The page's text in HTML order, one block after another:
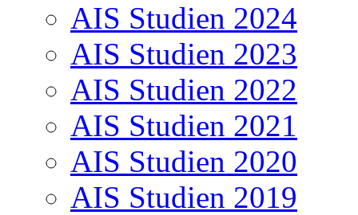
AIS Studien 2024
AIS Studien 2023
AIS Studien 2022
AIS Studien 2021
AIS Studien 2020
AIS Studien 2019